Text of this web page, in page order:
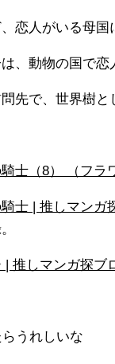
恋人がいる母国
、動物の国で
先で、世界樹
士（8） （フ
士 | 推しマンガ
推しマンガ探ブ
うれしいな